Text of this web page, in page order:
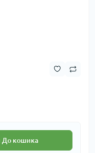
До кошика